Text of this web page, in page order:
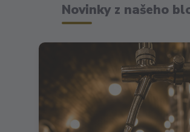
Novinky z našeho